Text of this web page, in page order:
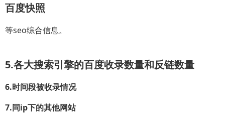
百度快照
等seo综合信息。
5.各大搜索引擎的百度收录数量和反链数量
6.时间段被收录情况
7.同ip下的其他网站